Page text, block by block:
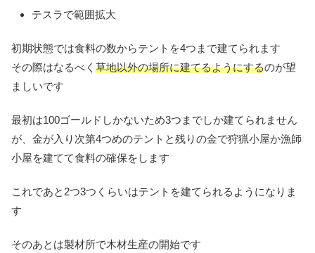
テスラで範囲拡大
初期状態では食料の数からテントを4つまで建てられます
その際はなるべく 草地以外の場所に建てるようにするのが望
ましいです
最初は100ゴールドしかないため3つまでしか建てられません
が、金が入り次第4つめのテントと残りの金で狩猟小屋か漁師
小屋を建てて食料の確保をします
これであと2つ3つくらいはテントを建てられるようになりま
す
そのあとは製材所で木材生産の開始です